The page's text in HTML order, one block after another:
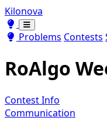
Kilonova
Toggle theme
Toggle theme
Problems Contests
RoAlgo
Contest Info
Communication